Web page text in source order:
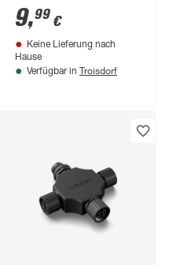
Lichtsystem
9,99 €
Keine Lieferung nach
Hause
Verfügbar in Troisdorf